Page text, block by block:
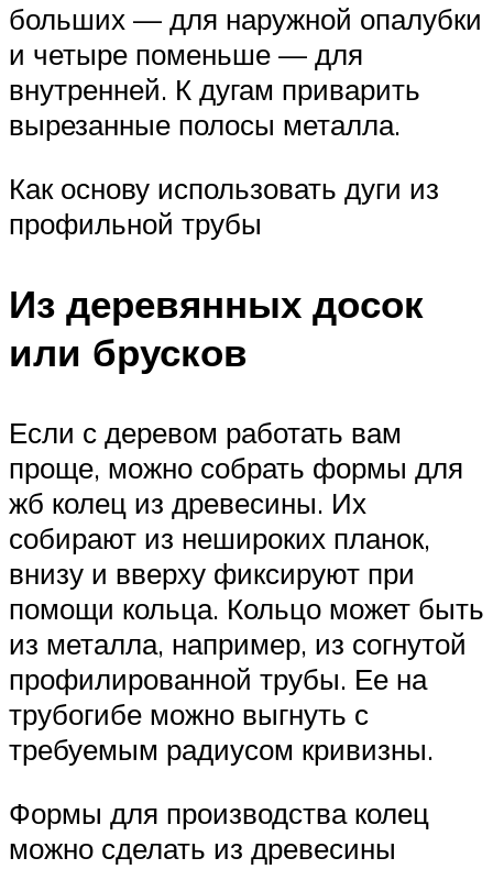
больших — для наружной опалубки
и четыре поменьше — для
внутренней. К дугам приварить
вырезанные полосы металла.
Как основу использовать дуги из
профильной трубы
Из деревянных досок
или брусков
Если с деревом работать вам
проще, можно собрать формы для
жб колец из древесины. Их
собирают из нешироких планок,
внизу и вверху фиксируют при
помощи кольца. Кольцо может быть
из металла, например, из согнутой
профилированной трубы. Ее на
трубогибе можно выгнуть с
требуемым радиусом кривизны.
Формы для производства колец
можно сделать из древесины